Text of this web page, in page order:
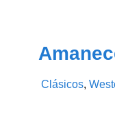
Clásicos,